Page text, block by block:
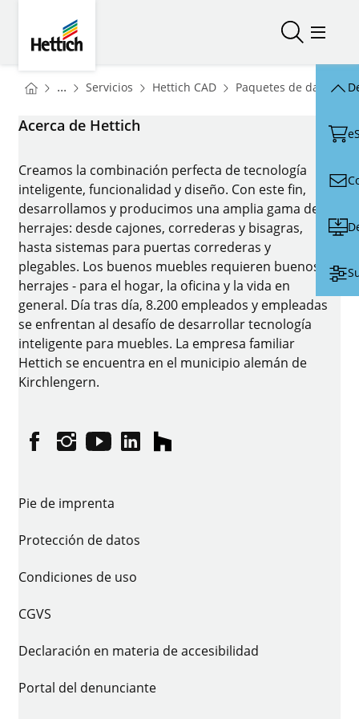
Abrir/Abrir/
You are here:
Homepage
... Servicios Homepage
Hettich CADHomepage
Paquetes de datos
Acerca de Hettich
Creamos la combinación perfecta de tecnología
inteligente, funcionalidad y diseño. Con este fin,
desarrollamos y producimos una amplia gama de
herrajes: desde cajones, correderas y bisagras,
hasta sistemas para puertas correderas y
plegables. Los buenos muebles requieren buenos
herrajes - para el hogar, la oficina y la vida en
general. Día tras día, 8.200 empleados y empleadas
se enfrentan al desafío de desarrollar tecnología
inteligente para muebles. La empresa familiar
Hettich se encuentra en el municipio alemán de
Kirchlengern.
FacebookInstagram
YouTubelinkedinhouzz
Pie de imprenta
Protección de datos
Condiciones de uso
CGVS
Declaración en materia de accesibilidad
Portal del denunciante